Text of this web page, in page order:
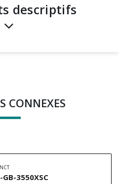
descriptifs
CONNEXES
GB-3550XSC